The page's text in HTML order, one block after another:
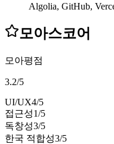
Algolia, GitHub,
모아스코어
모아평점
3.2/5
UI/UX4/5
접근성1/5
독창성3/5
한국 적합성3/5